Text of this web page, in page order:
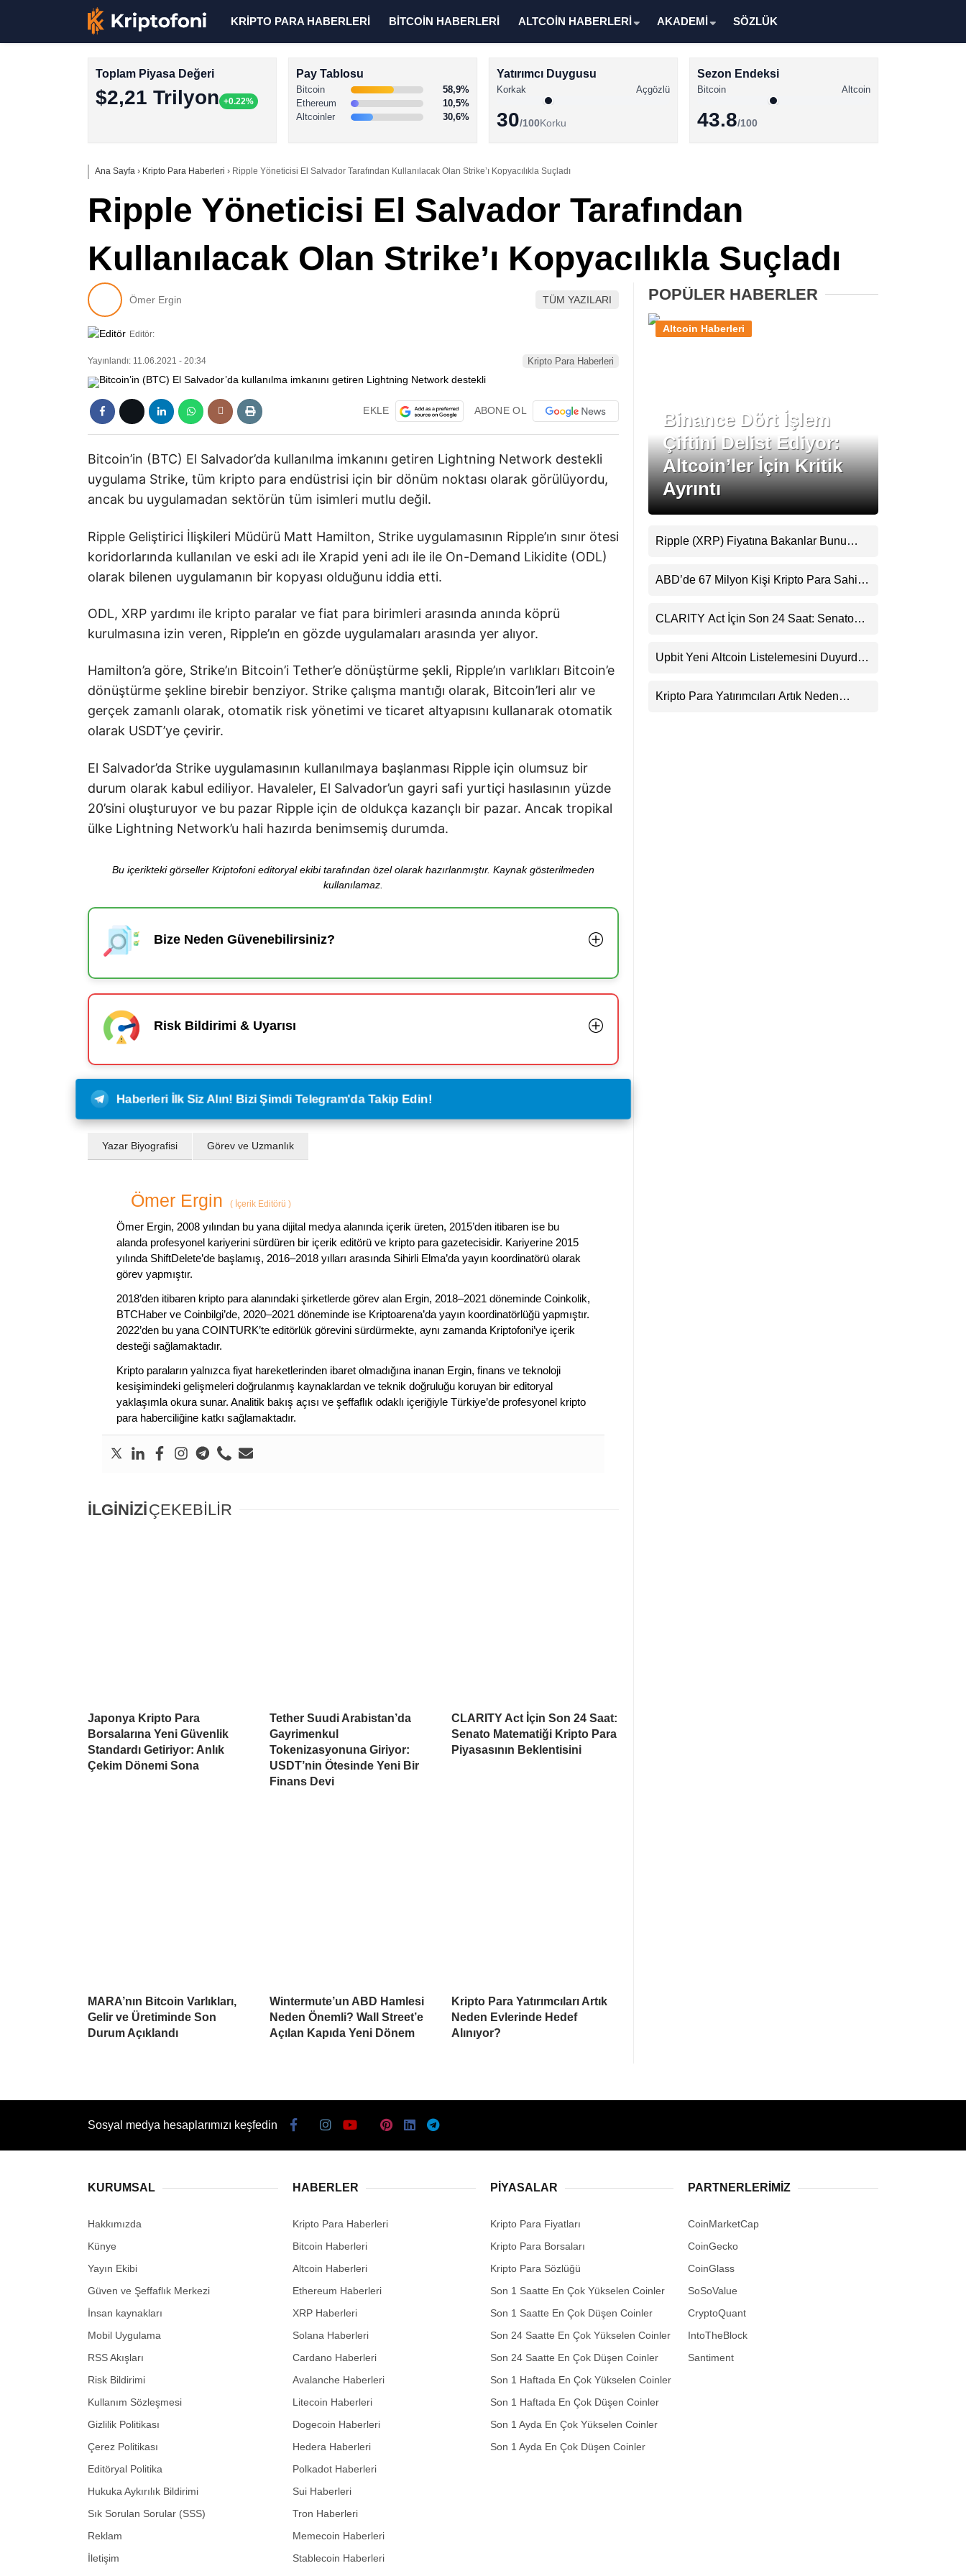
Solana Haberleri
XRP Haberleri
LinkedIn
KRİPTO PARA HABERLERİ BİTCOİN HABERLERİ ALTCOİN HABERLERİ AKADEMİ SÖZLÜK
Toplam Piyasa Değeri
$2,21 Trilyon +0.22%
Pay Tablosu
Bitcoin
58,9%
Ethereum
10,5%
Altcoinler
30,6%
Yatırımcı Duygusu
Korkak Açgözlü
30/100Korku
Sezon Endeksi
Bitcoin Altcoin
43.8/100
Ana Sayfa › Kripto Para Haberleri › Ripple Yöneticisi El Salvador Tarafından Kullanılacak Olan Strike’ı Kopyacılıkla Suçladı
Ripple Yöneticisi El Salvador Tarafından
Kullanılacak Olan Strike’ı Kopyacılıkla Suçladı
Ömer Ergin TÜM YAZILARI
Editör:
Yayınlandı: 11.06.2021 - 20:34 Kripto Para Haberleri
EKLE ABONE OL
Bitcoin’in (BTC) El Salvador’da kullanılma imkanını getiren Lightning Network destekli
uygulama Strike, tüm kripto para endüstrisi için bir dönüm noktası olarak görülüyordu,
ancak bu uygulamadan sektörün tüm isimleri mutlu değil.
Ripple Geliştirici İlişkileri Müdürü Matt Hamilton, Strike uygulamasının Ripple’ın sınır ötesi
koridorlarında kullanılan ve eski adı ile Xrapid yeni adı ile ile On-Demand Likidite (ODL)
olarak bilenen uygulamanın bir kopyası olduğunu iddia etti.
ODL, XRP yardımı ile kripto paralar ve fiat para birimleri arasında anında köprü
kurulmasına izin veren, Ripple’ın en gözde uygulamaları arasında yer alıyor.
Hamilton’a göre, Strike’ın Bitcoin’i Tether’e dönüştürme şekli, Ripple’ın varlıkları Bitcoin’e
dönüştürme şekline birebir benziyor. Strike çalışma mantığı olarak, Bitcoin’leri alır ve
gerçek zamanlı olarak, otomatik risk yönetimi ve ticaret altyapısını kullanarak otomatik
olarak USDT’ye çevirir.
El Salvador’da Strike uygulamasının kullanılmaya başlanması Ripple için olumsuz bir
durum olarak kabul ediliyor. Havaleler, El Salvador’un gayri safi yurtiçi hasılasının yüzde
20’sini oluşturuyor ve bu pazar Ripple için de oldukça kazançlı bir pazar. Ancak tropikal
ülke Lightning Network’u hali hazırda benimsemiş durumda.
Bu içerikteki görseller Kriptofoni editoryal ekibi tarafından özel olarak hazırlanmıştır. Kaynak gösterilmeden
kullanılamaz.
Bize Neden Güvenebilirsiniz?
Risk Bildirimi & Uyarısı
Haberleri İlk Siz Alın! Bizi Şimdi Telegram'da Takip Edin!
Yazar Biyografisi Görev ve Uzmanlık
Ömer Ergin ( İçerik Editörü )
Ömer Ergin, 2008 yılından bu yana dijital medya alanında içerik üreten, 2015’den itibaren ise bu
alanda profesyonel kariyerini sürdüren bir içerik editörü ve kripto para gazetecisidir. Kariyerine 2015
yılında ShiftDelete’de başlamış, 2016–2018 yılları arasında Sihirli Elma’da yayın koordinatörü olarak
görev yapmıştır.
2018’den itibaren kripto para alanındaki şirketlerde görev alan Ergin, 2018–2021 döneminde Coinkolik,
BTCHaber ve Coinbilgi’de, 2020–2021 döneminde ise Kriptoarena’da yayın koordinatörlüğü yapmıştır.
2022’den bu yana COINTURK’te editörlük görevini sürdürmekte, aynı zamanda Kriptofoni’ye içerik
desteği sağlamaktadır.
Kripto paraların yalnızca fiyat hareketlerinden ibaret olmadığına inanan Ergin, finans ve teknoloji
kesişimindeki gelişmeleri doğrulanmış kaynaklardan ve teknik doğruluğu koruyan bir editoryal
yaklaşımla okura sunar. Analitik bakış açısı ve şeffaflık odaklı içeriğiyle Türkiye’de profesyonel kripto
para haberciliğine katkı sağlamaktadır.
İLGİNİZİÇEKEBİLİR
Japonya Kripto Para
Borsalarına Yeni Güvenlik
Standardı Getiriyor: Anlık
Çekim Dönemi Sona
Tether Suudi Arabistan’da
Gayrimenkul
Tokenizasyonuna Giriyor:
USDT’nin Ötesinde Yeni Bir
Finans Devi
CLARITY Act İçin Son 24 Saat:
Senato Matematiği Kripto Para
Piyasasının Beklentisini
MARA’nın Bitcoin Varlıkları,
Gelir ve Üretiminde Son
Durum Açıklandı
Wintermute’un ABD Hamlesi
Neden Önemli? Wall Street’e
Açılan Kapıda Yeni Dönem
Kripto Para Yatırımcıları Artık
Neden Evlerinde Hedef
Alınıyor?
POPÜLER HABERLER
Binance Dört İşlem
Çiftini Delist Ediyor:
Altcoin’ler İçin Kritik
Ayrıntı
Altcoin Haberleri
Ripple (XRP) Fiyatına Bakanlar Bunu
Uyarı
ABD’de 67 Milyon Kişi Kripto Para Sahibi:
CLARITY Act İçin Son 24 Saat: Senato
Beklentisini Bozabilir
Upbit Yeni Altcoin Listelemesini Duyurdu:
Görecek
Kripto Para Yatırımcıları Artık Neden
Sosyal medya hesaplarımızı keşfedin
KURUMSAL
Hakkımızda
Künye
Yayın Ekibi
Güven ve Şeffaflık Merkezi
İnsan kaynakları
Mobil Uygulama
RSS Akışları
Risk Bildirimi
Kullanım Sözleşmesi
Gizlilik Politikası
Çerez Politikası
Editöryal Politika
Hukuka Aykırılık Bildirimi
Sık Sorulan Sorular (SSS)
Reklam
İletişim
HABERLER
Kripto Para Haberleri
Bitcoin Haberleri
Altcoin Haberleri
Ethereum Haberleri
XRP Haberleri
Solana Haberleri
Cardano Haberleri
Avalanche Haberleri
Litecoin Haberleri
Dogecoin Haberleri
Hedera Haberleri
Polkadot Haberleri
Sui Haberleri
Tron Haberleri
Memecoin Haberleri
Stablecoin Haberleri
PIYASALAR
Kripto Para Fiyatları
Kripto Para Borsaları
Kripto Para Sözlüğü
Son 1 Saatte En Çok Yükselen Coinler
Son 1 Saatte En Çok Düşen Coinler
Son 24 Saatte En Çok Yükselen Coinler
Son 24 Saatte En Çok Düşen Coinler
Son 1 Haftada En Çok Yükselen Coinler
Son 1 Haftada En Çok Düşen Coinler
Son 1 Ayda En Çok Yükselen Coinler
Son 1 Ayda En Çok Düşen Coinler
PARTNERLERIMIZ
CoinMarketCap
CoinGecko
CoinGlass
SoSoValue
CryptoQuant
IntoTheBlock
Santiment